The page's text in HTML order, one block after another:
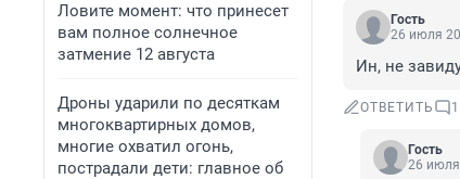
Ловите момент: что принесет
вам полное солнечное
затмение 12 августа
Дроны ударили по десяткам
многоквартирных домов,
многие охватил огонь,
пострадали дети: главное об
Гость
26 июля
Ин, не
ОТВЕТИТЬ 1
Гость
26 июля